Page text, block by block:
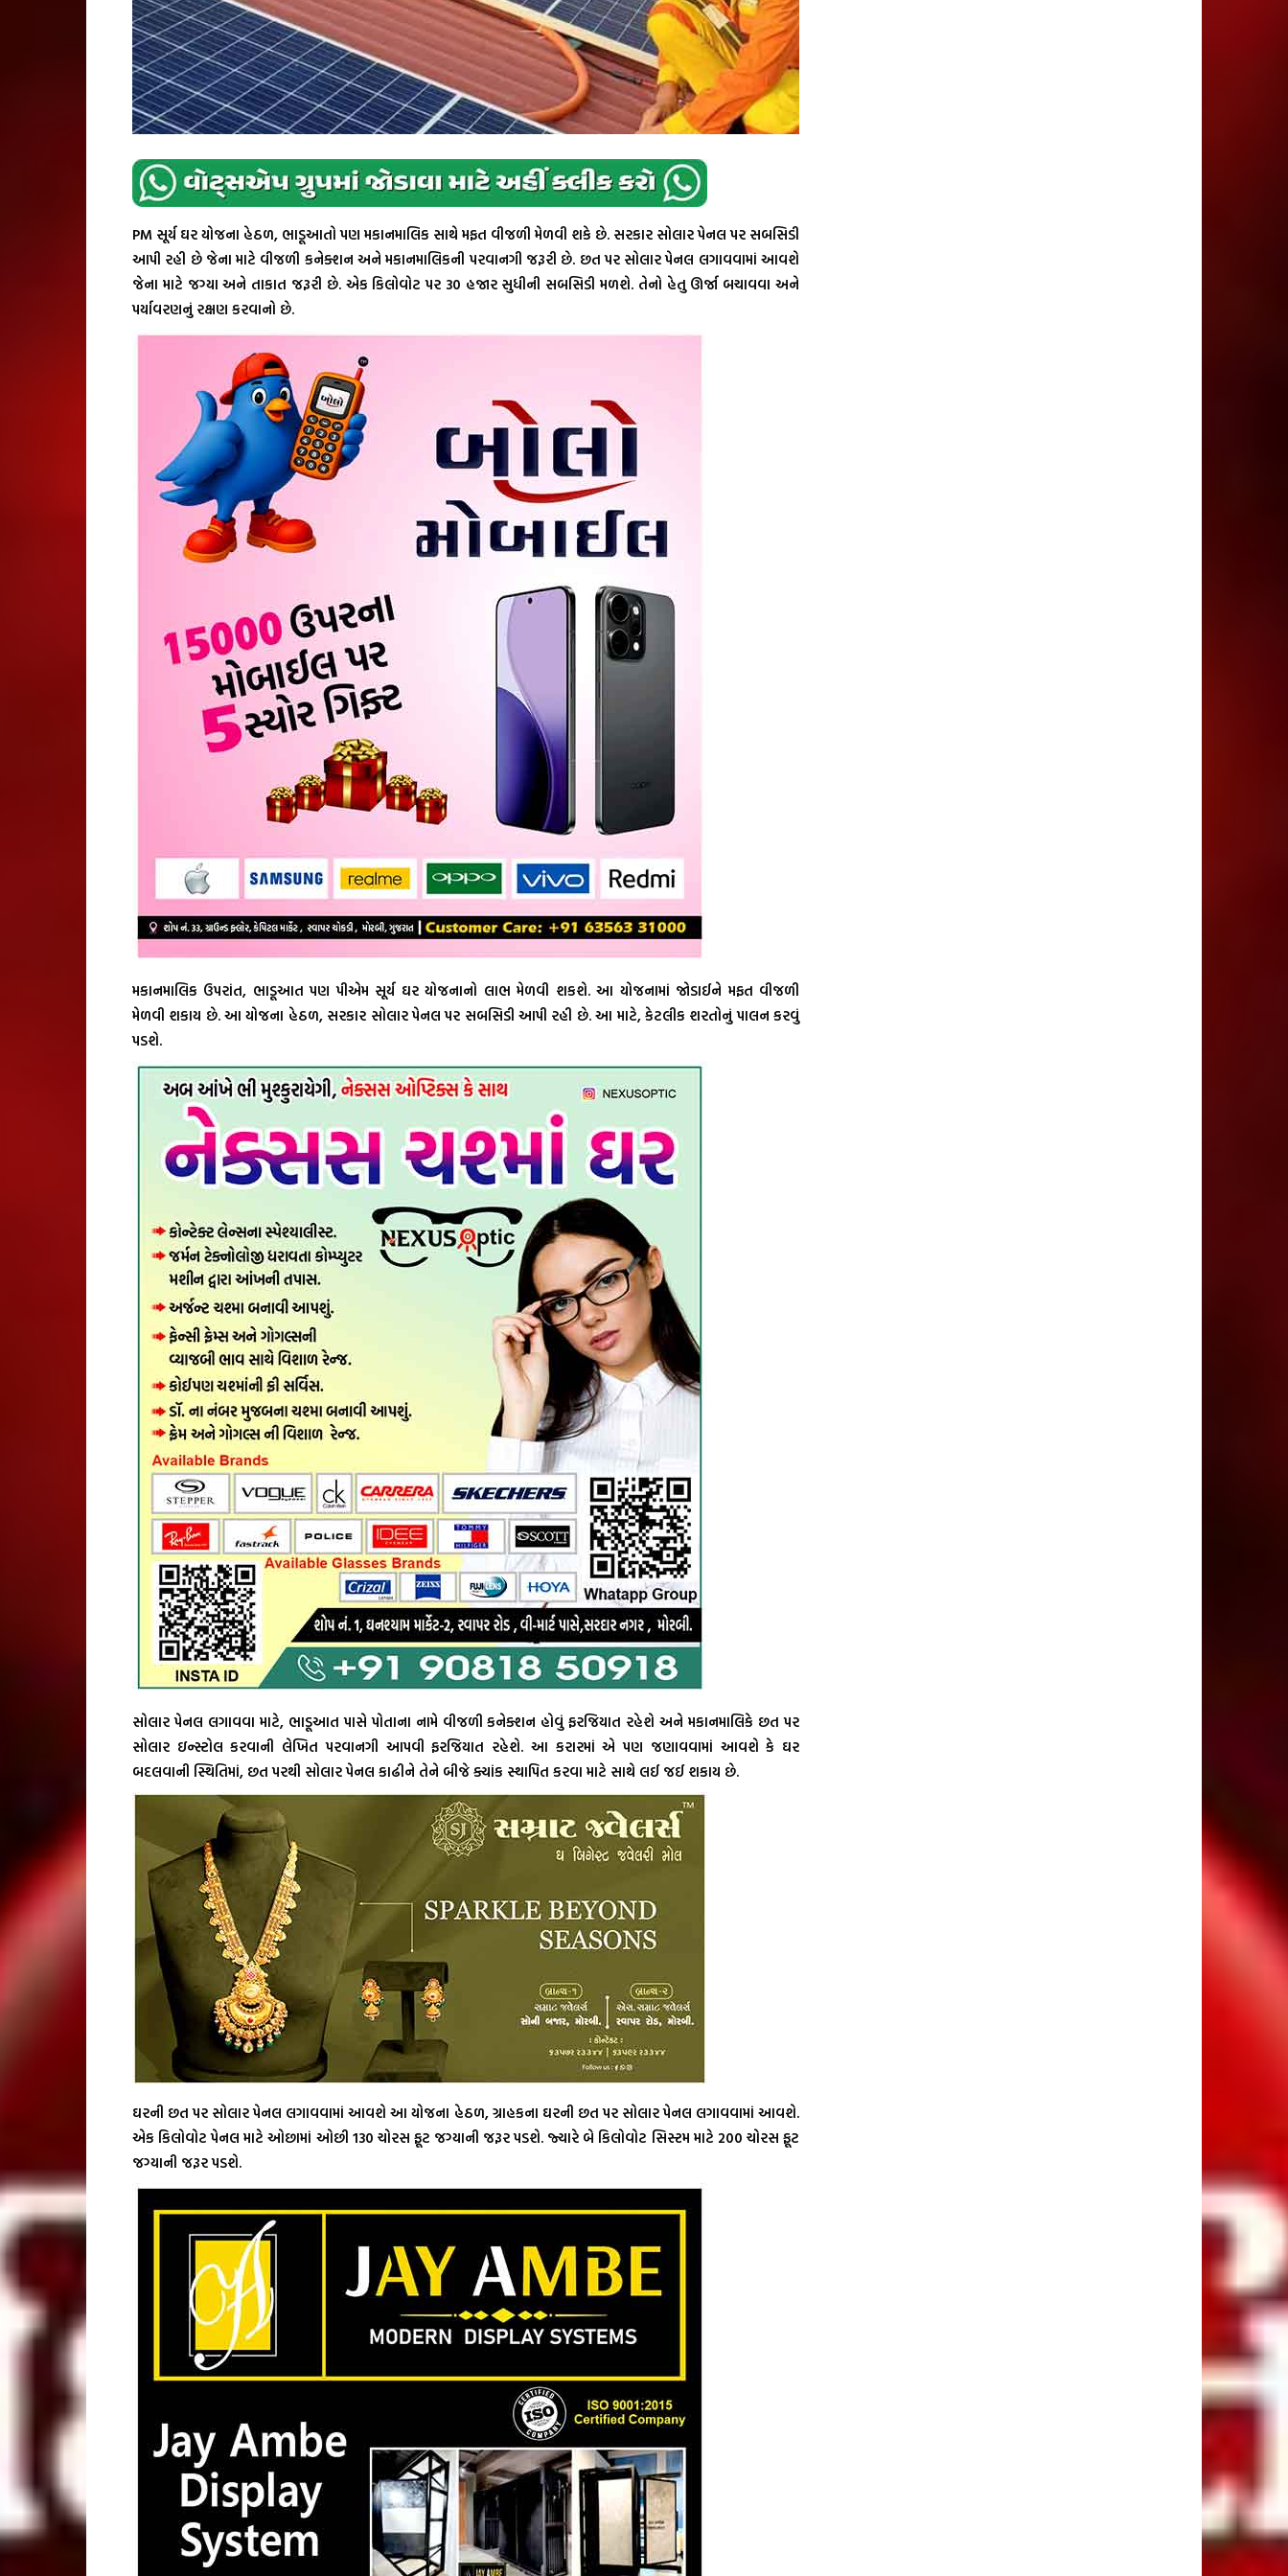
PM સૂર્ય ઘર યોજના હેઠળ, ભાડૂઆતો પણ મકાનમાલિક સાથે મફત વીજળી મેળવી શકે છે. સરકાર સોલાર પેનલ પર સબસિડી
આપી રહી છે જેના માટે વીજળી કનેક્શન અને મકાનમાલિકની પરવાનગી જરૂરી છે. છત પર સોલાર પેનલ લગાવવામાં આવશે
જેના માટે જગ્યા અને તાકાત જરૂરી છે. એક કિલોવોટ પર 30 હજાર સુધીની સબસિડી મળશે. તેનો હેતુ ઊર્જા બચાવવા અને
પર્યાવરણનું રક્ષણ કરવાનો છે.
મકાનમાલિક ઉપરાંત, ભાડૂઆત પણ પીએમ સૂર્ય ઘર યોજનાનો લાભ મેળવી શકશે. આ યોજનામાં જોડાઈને મફત વીજળી
મેળવી શકાય છે. આ યોજના હેઠળ, સરકાર સોલાર પેનલ પર સબસિડી આપી રહી છે. આ માટે, કેટલીક શરતોનું પાલન કરવું
પડશે.
સોલાર પેનલ લગાવવા માટે, ભાડૂઆત પાસે પોતાના નામે વીજળી કનેક્શન હોવું ફરજિયાત રહેશે અને મકાનમાલિકે છત પર
સોલાર ઇન્સ્ટોલ કરવાની લેખિત પરવાનગી આપવી ફરજિયાત રહેશે. આ કરારમાં એ પણ જણાવવામાં આવશે કે ઘર
બદલવાની સ્થિતિમાં, છત પરથી સોલાર પેનલ કાઢીને તેને બીજે ક્યાંક સ્થાપિત કરવા માટે સાથે લઈ જઈ શકાય છે.
ઘરની છત પર સોલાર પેનલ લગાવવામાં આવશે આ યોજના હેઠળ, ગ્રાહકના ઘરની છત પર સોલાર પેનલ લગાવવામાં આવશે.
એક કિલોવોટ પેનલ માટે ઓછામાં ઓછી 130 ચોરસ ફૂટ જગ્યાની જરૂર પડશે. જ્યારે બે કિલોવોટ સિસ્ટમ માટે 200 ચોરસ ફૂટ
જગ્યાની જરૂર પડશે.